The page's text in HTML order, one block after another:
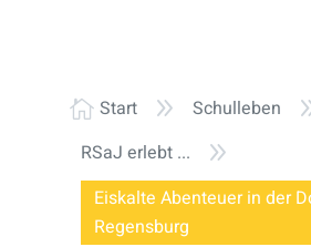
 Start 9 Schulleben
RSaJ erlebt ... 9
Eiskalte Abenteuer in der
Regensburg